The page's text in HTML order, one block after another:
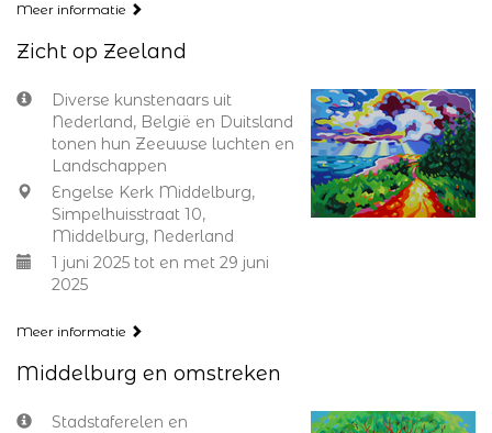
Meer informatie
Zicht op Zeeland
Diverse kunstenaars uit
Nederland, België en Duitsland
tonen hun Zeeuwse luchten en
Landschappen
Engelse Kerk Middelburg,
Simpelhuisstraat 10,
Middelburg, Nederland
1 juni 2025 tot en met 29 juni
2025
Meer informatie
Middelburg en omstreken
Stadstaferelen en